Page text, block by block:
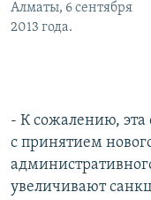
Алматы, 6 сентября
2013 года.
- К сожалению, эта
с принятием
увеличивают